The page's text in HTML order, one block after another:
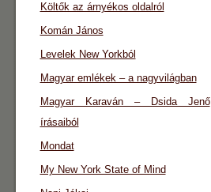
Költők az árnyékos oldalról
Komán János
Levelek New Yorkból
Magyar emlékek – a nagyvilágban
Magyar Karaván – Dsida Jenő
írásaiból
Mondat
My New York State of Mind